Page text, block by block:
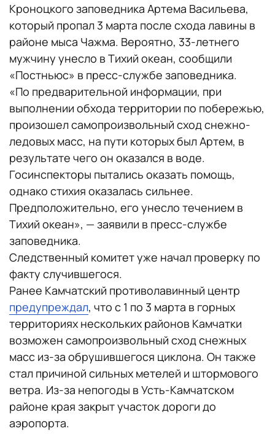
Кроноцкого заповедника Артема Васильева,
который пропал 3 марта после схода лавины в
районе мыса Чажма. Вероятно, 33-летнего
мужчину унесло в Тихий океан, сообщили
«Постньюс» в пресс-службе заповедника.
«По предварительной информации, при
выполнении обхода территории по побережью,
произошел самопроизвольный сход снежно-
ледовых масс, на пути которых был Артем, в
результате чего он оказался в воде.
Госинспекторы пытались оказать помощь,
однако стихия оказалась сильнее.
Предположительно, его унесло течением в
Тихий океан», — заявили в пресс-службе
заповедника.
Следственный комитет уже начал проверку по
факту случившегося.
Ранее Камчатский противолавинный центр
предупреждал, что с 1 по 3 марта в горных
территориях нескольких районов Камчатки
возможен самопроизвольный сход снежных
масс из-за обрушившегося циклона. Он также
стал причиной сильных метелей и штормового
ветра. Из-за непогоды в Усть-Камчатском
районе края закрыт участок дороги до
аэропорта.